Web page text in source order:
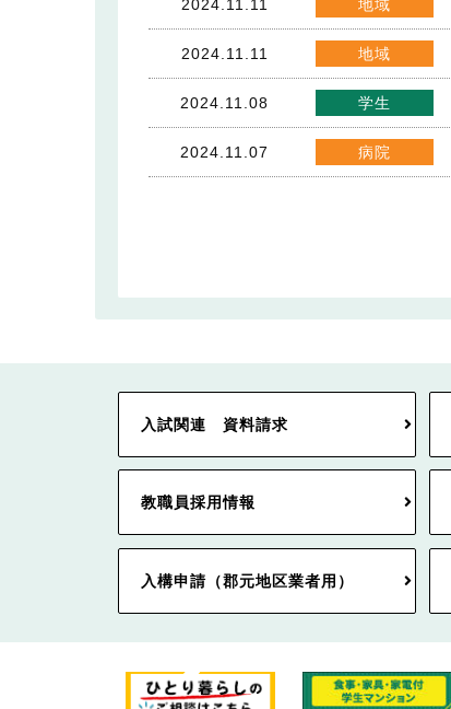
2024.11.11 地域
2024.11.11 地域
2024.11.08 学生
2024.11.07 病院
入試関連 資料請求
教職員採用情報
入構申請（郡元地区業者用）